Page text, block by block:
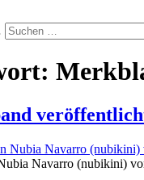
Navarro (nubikini)